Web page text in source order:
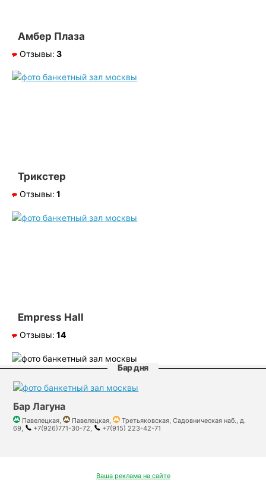
Амбер Плаза
Отзывы: 3
Трикстер
Отзывы: 1
Empress Hall
Отзывы: 14
Бар дня
Бар Лагуна
Павелецкая, Павелецкая,
Третьяковская, Садовническая наб., д.
69,
+7(926)771-30-72, +7(915) 223-42-71
Ваша реклама на сайте